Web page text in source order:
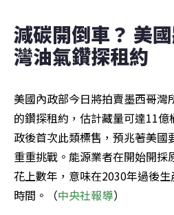
減碳開倒車？ 美
灣油氣鑽探租約
美國內政部今日將拍賣墨西哥灣
的鑽探租約，估計藏量可達11
政後首次此類標售，預兆著美國
重重挑戰。能源業者在開始開採
花上數年，意味在2030年過後
時間。（中央社報導）